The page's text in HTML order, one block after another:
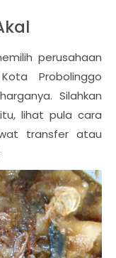
perusahaan
Probolinggo
Silahkan
lihat pula cara
transfer atau